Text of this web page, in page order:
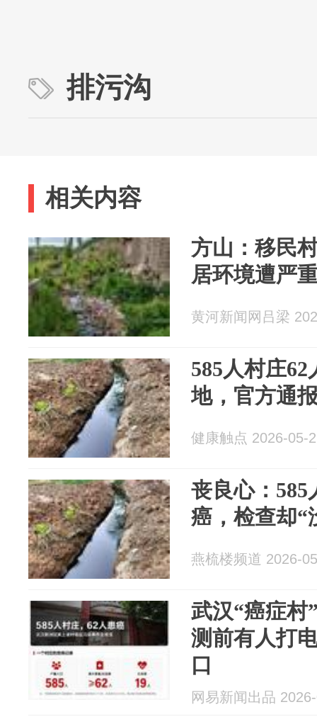
排污沟
相关内容
方山：移民
居环境遭严
黄河新闻网吕梁
585人村庄
地，官方通
健康触点 2026-05-
丧良心：585
癌，检查却“
燕梳楼频道 2026-
武汉“癌症村
测前有人打
口
网易新闻出品